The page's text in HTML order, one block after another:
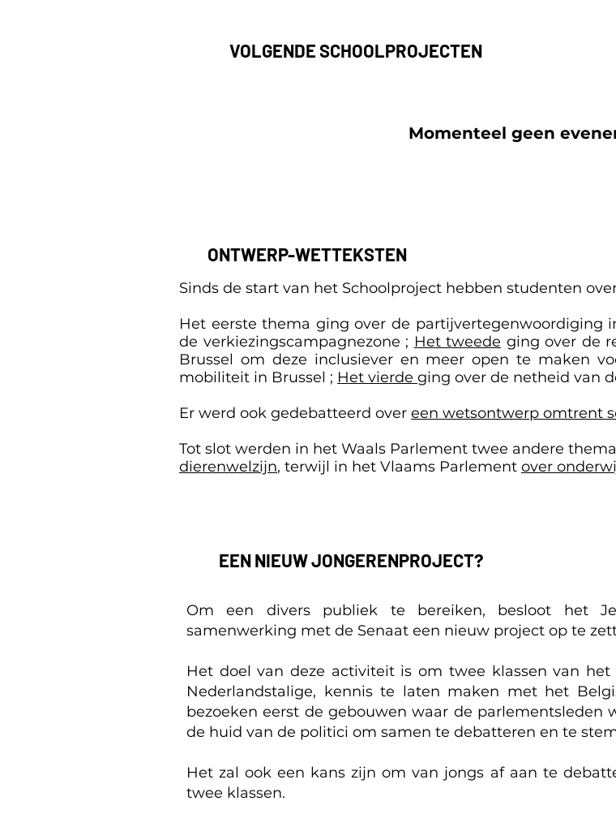
VOLGENDE SCHOOLPROJECTEN
Momenteel geen
ONTWERP-WETTEKSTEN
Sinds de start van het Schoolproject hebben studenten
Het eerste thema ging over de partijvertegenwoordiging
de verkiezingscampagnezone ; Het tweede ging over de
Brussel om deze inclusiever en meer open te maken
mobiliteit in Brussel ; Het vierde ging over de netheid van
Er werd ook gedebatteerd over een wetsontwerp omtrent
Tot slot werden in het Waals Parlement twee andere
dierenwelzijn, terwijl in het Vlaams Parlement over
EEN NIEUW JONGERENPROJECT?
Om een divers publiek te bereiken, besloot het
samenwerking met de Senaat een nieuw project op te
Het doel van deze activiteit is om twee klassen van
Nederlandstalige, kennis te laten maken met het
bezoeken eerst de gebouwen waar de
de huid van de politici om samen te debatteren en te
Het zal ook een kans zijn om van jongs af aan te
twee klassen.